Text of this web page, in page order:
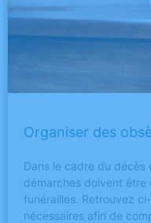
Organiser des
Dans le cadre du décès
démarches doivent être
funérailles. Retrouvez
nécessaires afin de